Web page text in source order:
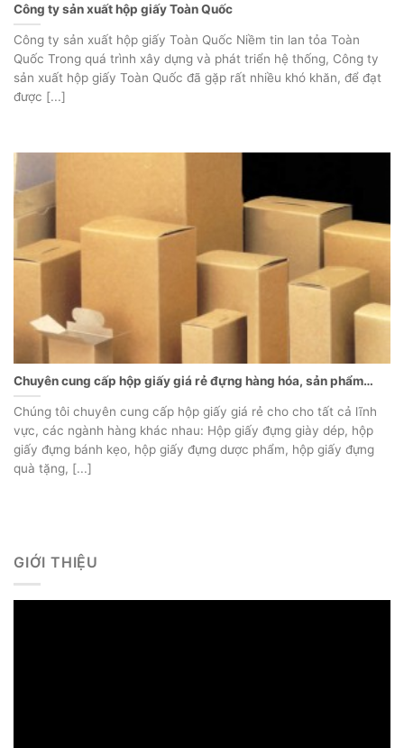
Công ty sản xuất hộp giấy Toàn Quốc
Công ty sản xuất hộp giấy Toàn Quốc Niềm tin lan tỏa Toàn
Quốc Trong quá trình xây dựng và phát triển hệ thống, Công ty
sản xuất hộp giấy Toàn Quốc đã gặp rất nhiều khó khăn, để đạt
được [...]
Chuyên cung cấp hộp giấy giá rẻ đựng hàng hóa, sản phẩm…
Chúng tôi chuyên cung cấp hộp giấy giá rẻ cho cho tất cả lĩnh
vực, các ngành hàng khác nhau: Hộp giấy đựng giày dép, hộp
giấy đựng bánh kẹo, hộp giấy đựng dược phẩm, hộp giấy đựng
quà tặng, [...]
GIỚI THIỆU